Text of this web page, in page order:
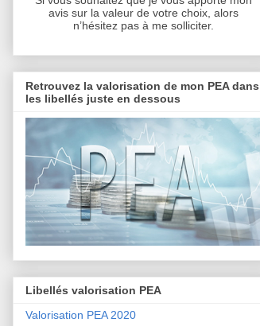
avis sur la valeur de votre choix, alors
n’hésitez pas à me solliciter.
Retrouvez la valorisation de mon PEA dans
les libellés juste en dessous
Libellés valorisation PEA
Valorisation PEA 2020